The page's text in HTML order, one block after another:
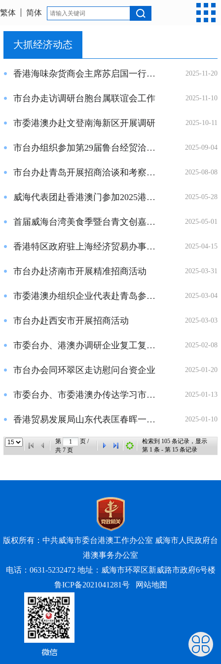
繁体 简体
大抓经济动态
香港海味杂货商会主席苏启国一行来威参访考察 2025-11-20
市台办走访调研台胞台属联谊会工作 2025-11-10
市委港澳办赴文登南海新区开展调研 2025-10-11
市台办组织参加第29届鲁台经贸洽谈会 2025-09-04
市台办赴青岛开展招商洽谈和考察学习 2025-08-08
威海代表团赴香港澳门参加2025港澳山东周 2025-05-28
首届威海台湾美食季暨台青文创嘉年华活动启动 2025-05-01
香港特区政府驻上海经济贸易办事处副主任林景富一行来威考察 2025-04-15
市台办赴济南市开展精准招商活动 2025-03-31
市委港澳办组织企业代表赴青岛参加“香港：优越的跨国供应链管理中心” ... 2025-03-04
市台办赴西安市开展招商活动 2025-03-03
市委台办、港澳办调研企业复工复产情况 2025-02-08
市台办会同环翠区走访慰问台资企业 2025-01-20
市委台办、市委港澳办传达学习市委经济工作会议精神 2025-01-13
香港贸易发展局山东代表匡春晖一行来威参访 2025-01-10
第
页 /
共 7页
检索到 105条记录，显示
第 1 条 - 第 15条记录
版权所有：中共威海市委台港澳工作办公室 威海市人民政府台
港澳事务办公室
电话：0631-5232472 地址：威海市环翠区新威路市政府6号楼
鲁ICP备2021041281号
网站地图